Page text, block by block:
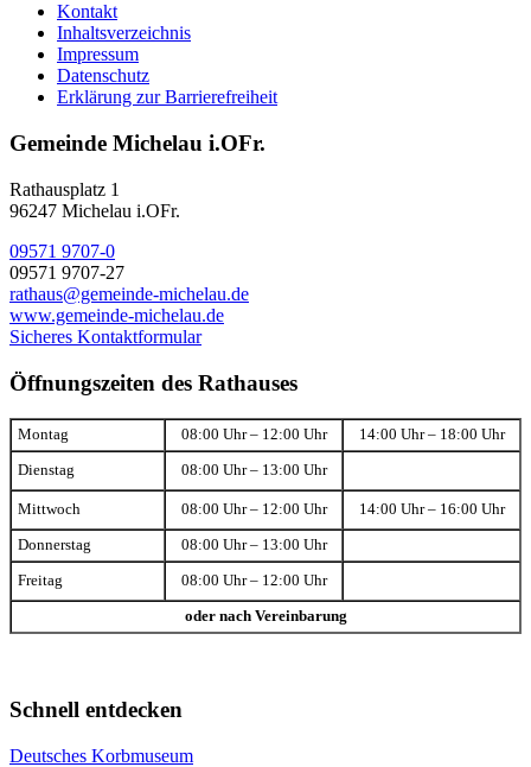
Kontakt
Inhaltsverzeichnis
Impressum
Datenschutz
Erklärung zur Barrierefreiheit
Gemeinde Michelau i.OFr.
Rathausplatz 1
96247 Michelau i.OFr.
09571 9707-0
09571 9707-27
rathaus@gemeinde-michelau.de
www.gemeinde-michelau.de
Sicheres Kontaktformular
Öffnungszeiten des Rathauses
Montag 08:00 Uhr – 12:00 Uhr 14:00 Uhr – 18:00 Uhr
Dienstag 08:00 Uhr – 13:00 Uhr
Mittwoch 08:00 Uhr – 12:00 Uhr 14:00 Uhr – 16:00 Uhr
Donnerstag 08:00 Uhr – 13:00 Uhr
Freitag 08:00 Uhr – 12:00 Uhr
oder nach Vereinbarung
Schnell entdecken
Deutsches Korbmuseum